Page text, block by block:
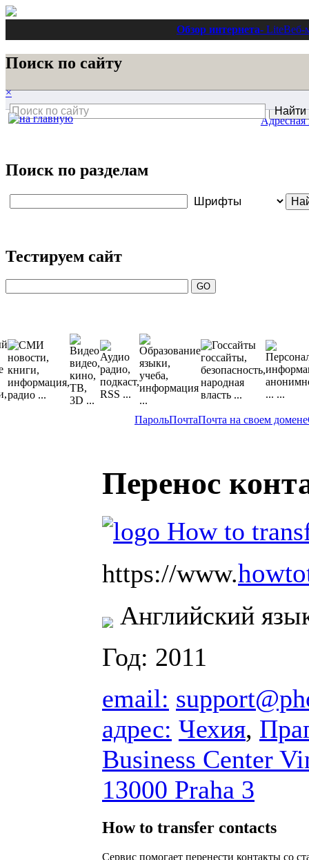
Обзор интернета- LiteВеб-
Поиск по сайту
×
Поиск по разделам
Тестируем сайт
ПарольПочтаПочта на своем домене
Адресная
Перенос
https://www.
Английский
Год: 2011
email:
адрес: Чехия,
Business Center
13000 Praha 3
How to transfer contacts
Сервис помогает перенести контакты со